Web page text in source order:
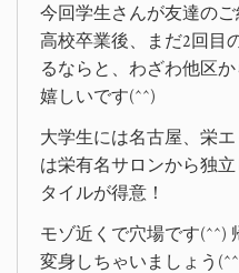
今回学生さんが友達の
高校卒業後、まだ2回目
るならと、わざわ他区
嬉しいです(^^)
大学生には名古屋、栄
は栄有名サロンから独
タイルが得意！
モゾ近くで穴場です(^^)
変身しちゃいましょう